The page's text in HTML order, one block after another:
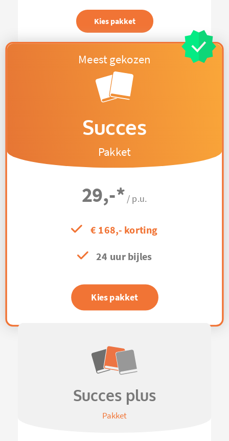
Kies pakket
Succes
Pakket
29,-* / p.u.
€ 168,- korting
24 uur bijles
Kies pakket
Succes plus
Pakket